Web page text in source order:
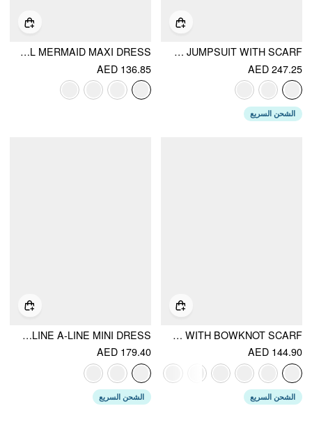
CHIFFON MID RISE BANDEAU ASYMMETRICAL LACE UP WIDE LEG JUMPSUIT WITH SCARF
AED 247.25
الشحن السريع
SATIN V-NECK LACE PANEL MERMAID MAXI DRESS
AED 136.85
JACQUARD FLORAL BANDEAU A-LINE MINI DRESS WITH BOWKNOT SCARF
AED 144.90
الشحن السريع
LACE ROUND NECKLINE A-LINE MINI DRESS
AED 179.40
الشحن السريع